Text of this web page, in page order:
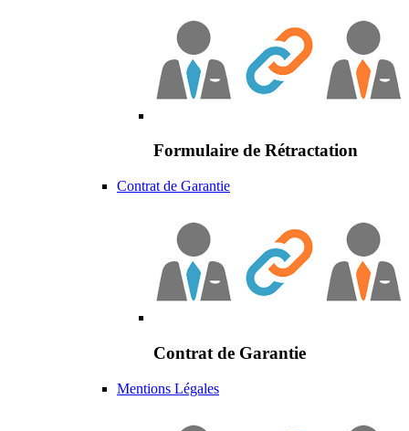
Formulaire de Rétractation
Contrat de Garantie
Contrat de Garantie
Mentions Légales